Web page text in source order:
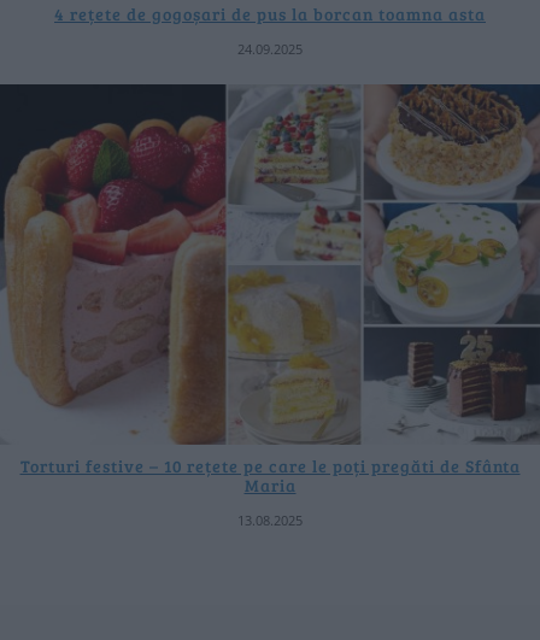
4 rețete de gogoșari de pus la borcan toamna asta
24.09.2025
Torturi festive – 10 rețete pe care le poți pregăti de Sfânta
Maria
13.08.2025